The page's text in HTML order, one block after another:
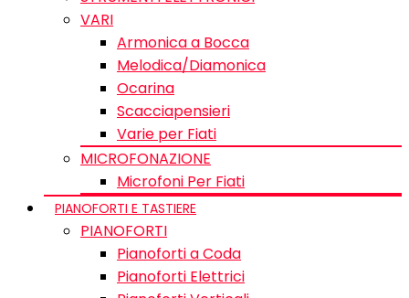
VARI
Armonica a Bocca
Melodica/Diamonica
Ocarina
Scacciapensieri
Varie per Fiati
MICROFONAZIONE
Microfoni Per Fiati
PIANOFORTI E TASTIERE
PIANOFORTI
Pianoforti a Coda
Pianoforti Elettrici